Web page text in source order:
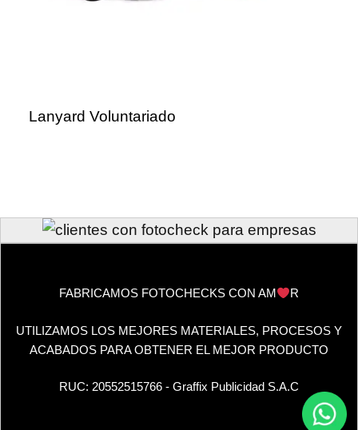
Lanyard Voluntariado
FABRICAMOS FOTOCHECKS CON AM R
UTILIZAMOS LOS MEJORES MATERIALES, PROCESOS Y
ACABADOS PARA OBTENER EL MEJOR PRODUCTO
RUC: 20552515766 - Graffix Publicidad S.A.C